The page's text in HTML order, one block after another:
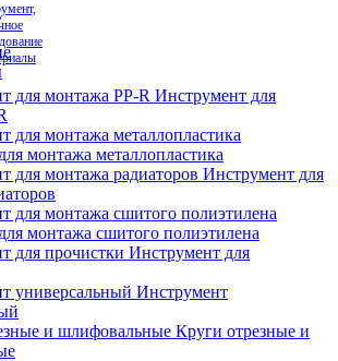
Инструмент для
монтажа металлопластика
Инструмент для
монтажа сшитого полиэтилена
Инструмент для
Инструмент
Круги отрезные и